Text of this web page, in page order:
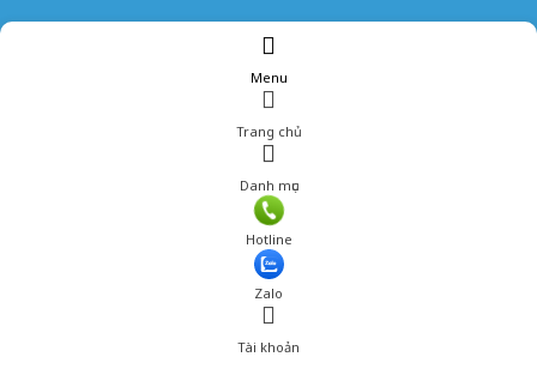
Menu
Trang chủ
Danh mục
Hotline
Zalo
Tài khoản